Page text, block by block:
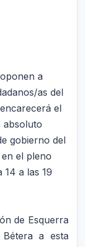
a
as del
el
absoluto
gobierno del
el pleno
a las 19
de Esquerra
a esta